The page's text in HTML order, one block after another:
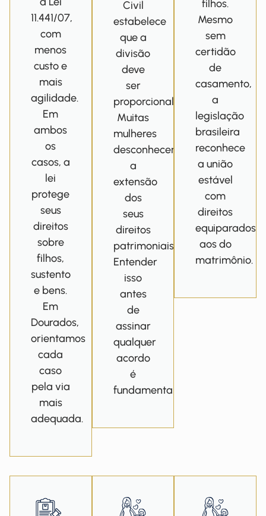
11.441/07,
com
menos
custo e
mais
agilidade.
Em
ambos
os
casos, a
lei
protege
seus
direitos
sobre
filhos,
sustento
e bens.
Em
Dourados,
orientamos
cada
caso
pela via
mais
adequada.
Civil
estabelece
que a
divisão
deve
ser
proporcional.
Muitas
mulheres
desconhecem
a
extensão
dos
seus
direitos
patrimoniais.
Entender
isso
antes
de
assinar
qualquer
acordo
é
fundamental.
filhos.
Mesmo
sem
certidão
de
casamento,
a
legislação
brasileira
reconhece
a união
estável
com
direitos
equiparados
aos do
matrimônio.